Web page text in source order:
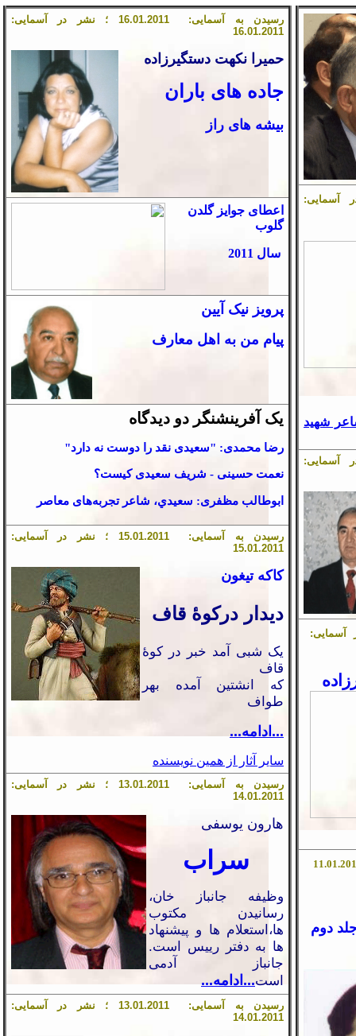
رسیدن به آسمایی: 16.01.2011
؛ نشر در آسمایی:
16.01.2011
حمیرا نکهت دستگیرزاده
جاده های باران
بیشه های راز
اعطای جوایز گلدن
گلوب
سال 2011
پرویز نیک آیین
پیام من به اهل معارف
یک آفرینشنگر دو دیدگاه
رضا محمدی: "سعیدی نقد را دوست نه دارد"
نعمت حسینی - شریف سعیدی کیست؟
ابوطالب مظفری: سعيدي، شاعر تجربه‌های معاصر
رسیدن به آسمایی: 15.01.2011
؛ نشر در آسمایی:
15.01.2011
کاکه تیغون
دیدار درکوۀ قاف
یک شبی آمد خبر در کوۀ
قاف
که انشتین آمده بهر
طواف
...ادامه...
سایر آثار از همین نویسنده
رسیدن به آسمایی: 13.01.2011
؛ نشر در آسمایی:
14.01.2011
هارون یوسفی
سراب
وظیفه جانباز خان،
رسانیدن مکتوب
ها،استعلام ها و پیشنهاد
ها به دفتر رییس است.
جانباز آدمی
است...ادامه...
رسیدن به آسمایی: 13.01.2011
؛ نشر در آسمایی:
14.01.2011
شهید
01.201
دوم